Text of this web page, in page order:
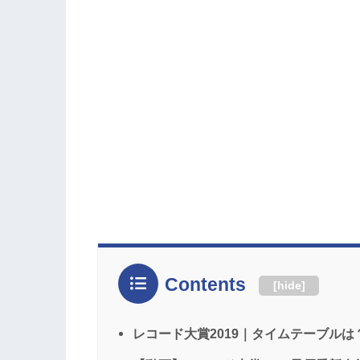
Contents [hide]
レコード大賞2019｜タイムテーブルは